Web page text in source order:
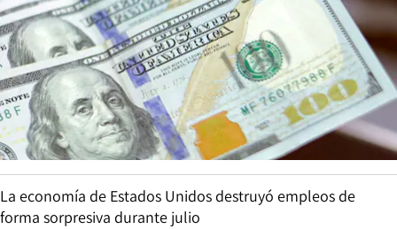
La economía de Estados Unidos destruyó empleos de
forma sorpresiva durante julio